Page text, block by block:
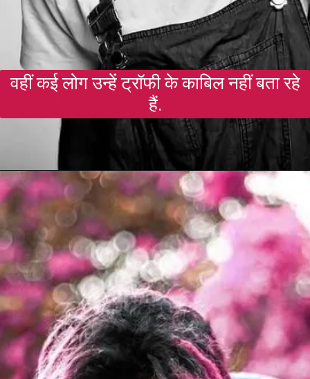
वहीं कई लोग उन्हें ट्रॉफी के काबिल नहीं बता रहे
हैं.